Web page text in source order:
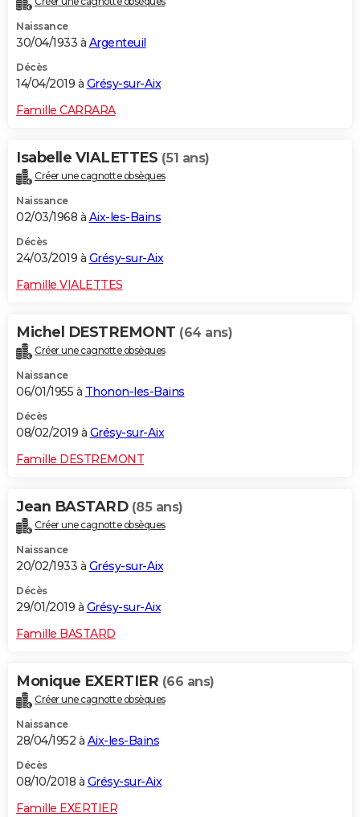
Naissance
30/04/1933 à Argenteuil
Décès
14/04/2019 à Grésy-sur-Aix
Famille CARRARA
Isabelle VIALETTES (51 ans)
Créer une cagnotte obsèques
Naissance
02/03/1968 à Aix-les-Bains
Décès
24/03/2019 à Grésy-sur-Aix
Famille VIALETTES
Michel DESTREMONT (64 ans)
Créer une cagnotte obsèques
Naissance
06/01/1955 à Thonon-les-Bains
Décès
08/02/2019 à Grésy-sur-Aix
Famille DESTREMONT
Jean BASTARD (85 ans)
Créer une cagnotte obsèques
Naissance
20/02/1933 à Grésy-sur-Aix
Décès
29/01/2019 à Grésy-sur-Aix
Famille BASTARD
Monique EXERTIER (66 ans)
Créer une cagnotte obsèques
Naissance
28/04/1952 à Aix-les-Bains
Décès
08/10/2018 à Grésy-sur-Aix
Famille EXERTIER